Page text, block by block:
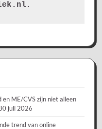
ME/CVS zijn niet alleen
juli 2026
trend van online